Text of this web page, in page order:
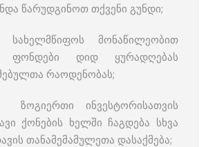
წარუდგინოთ თქვენი გუნდი;
მონაწილეობით
ფონდები დიდ ყურადღებას
რაოდენობას;
ინვესტორისათვის
ქონების ხელში ჩაგდება სხვა
თანამემამულეთა დასაქმება;